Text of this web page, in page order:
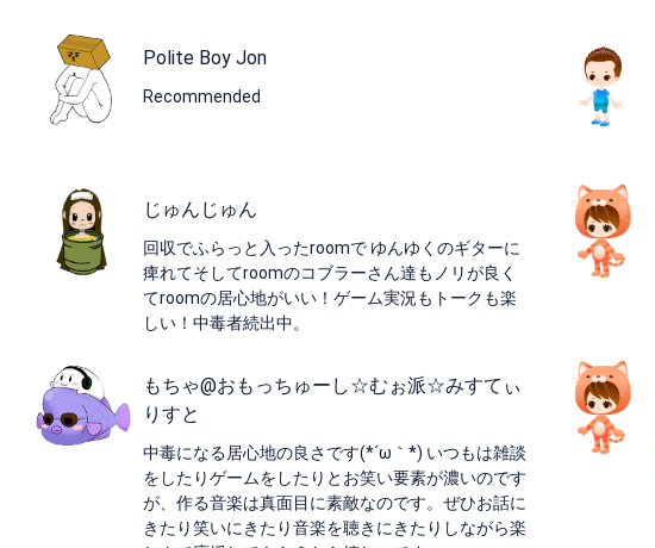
Polite Boy Jon
Recommended
じゅんじゅん
回収でふらっと入ったroomで ゆんゆくのギターに
痺れてそしてroomのコブラーさん達もノリが良く
てroomの居心地がいい！ゲーム実況もトークも楽
しい！中毒者続出中。
もちゃ@おもっちゅーし☆むぉ派☆みすてぃ
りすと
中毒になる居心地の良さです(*´ω｀*) いつもは雑談
をしたりゲームをしたりとお笑い要素が濃いのです
が、作る音楽は真面目に素敵なのです。ぜひお話に
きたり笑いにきたり音楽を聴きにきたりしながら楽